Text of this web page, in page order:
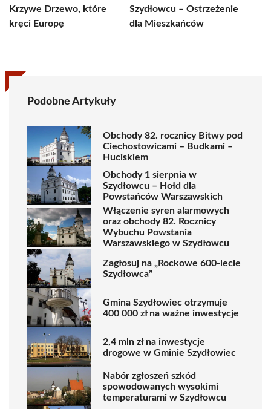
Krzywe Drzewo, które
kręci Europę
Szydłowcu – Ostrzeżenie
dla Mieszkańców
Podobne Artykuły
Obchody 82. rocznicy Bitwy pod
Ciechostowicami – Budkami –
Huciskiem
Obchody 1 sierpnia w
Szydłowcu – Hołd dla
Powstańców Warszawskich
Włączenie syren alarmowych
oraz obchody 82. Rocznicy
Wybuchu Powstania
Warszawskiego w Szydłowcu
Zagłosuj na „Rockowe 600-lecie
Szydłowca”
Gmina Szydłowiec otrzymuje
400 000 zł na ważne inwestycje
2,4 mln zł na inwestycje
drogowe w Gminie Szydłowiec
Nabór zgłoszeń szkód
spowodowanych wysokimi
temperaturami w Szydłowcu